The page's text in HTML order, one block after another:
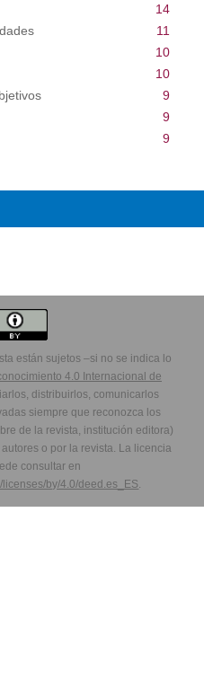
14
11
10
10
9
9
9
están sujetos –si no se indica lo
4.0 Internacional de
distribuirlos, comunicarlos
siempre que reconozca los
de la revista, institución editora)
o por la revista. La licencia
consultar en
by/4.0/deed.es_ES.